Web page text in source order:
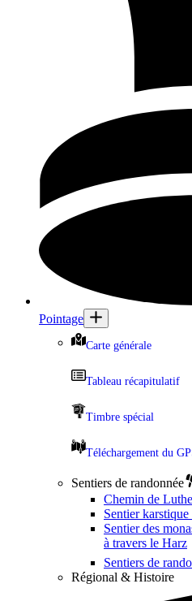
Pointage
Carte générale
Tableau récapitulatif
Timbre spécial
Téléchargement du
Sentiers de randonnée
Chemin de
Sentier
Sentier des
à travers le Harz
Sentiers de
Régional & Histoire